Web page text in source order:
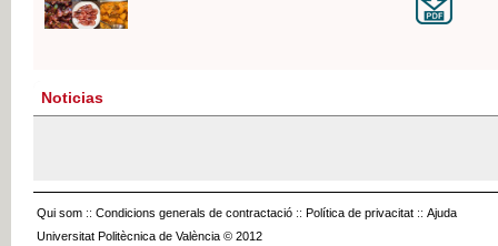
Noticias
Qui som :: Condicions generals de contractació :: Política de privacitat :: Ajuda
Universitat Politècnica de València © 2012